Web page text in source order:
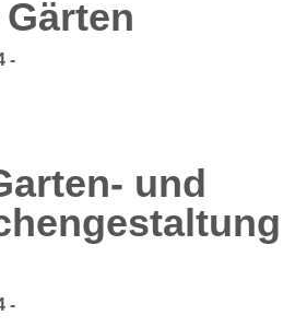
-
und
-